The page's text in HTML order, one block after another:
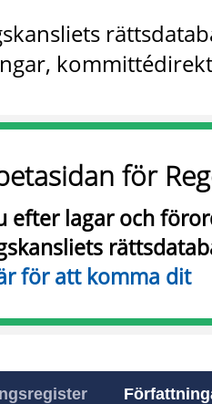
för
efter lagar och
för att komma dit